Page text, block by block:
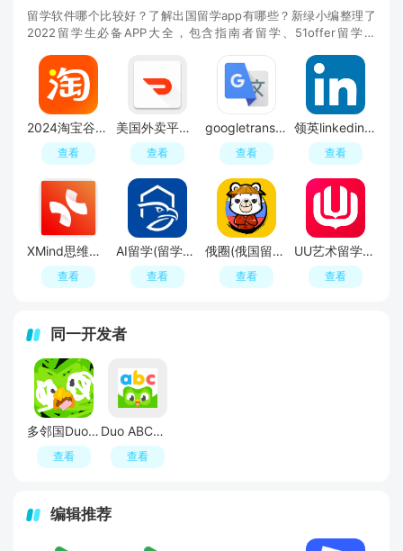
留学软件哪个比较好？了解出国留学app有哪些？新绿小编整理了
2022留学生必备APP大全，包含指南者留学、51offer留学、
2024淘宝谷歌版无升级版本
查看
美国外卖平台door dash官方最新版
查看
googletranslate翻译器中文版APP
查看
领英linkedin国际版英文版客户端
查看
XMind思维导图手机版
查看
AI留学(留学规划申请)
查看
俄圈(俄国留学交流平台)
查看
UU艺术留学app安卓手机版
查看
同一开发者
多邻国Duolingo英语日语法语手机端最新版
查看
Duo ABC多邻国ABC APP官方版
查看
编辑推荐